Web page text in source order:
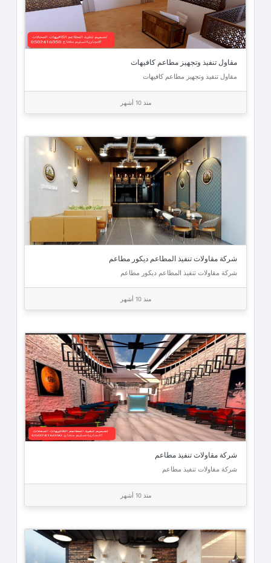
مقاول تنفيذ وتجهيز مطاعم كافيهات
مقاول تنفيذ وتجهيز مطاعم كافيهات
منذ 10 أشهر
شركة مقاولات تنفيذ المطاعم ديكور مطاعم
شركة مقاولات تنفيذ المطاعم ديكور مطاعم
منذ 10 أشهر
شركة مقاولات تنفيذ مطاعم
شركة مقاولات تنفيذ مطاعم
منذ 10 أشهر